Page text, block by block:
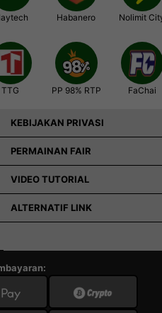
TTG
Habanero
PP 98% RTP
Nolimit
FaChai
KEBIJAKAN PRIVASI
PERMAINAN FAIR
VIDEO TUTORIAL
ALTERNATIF LINK